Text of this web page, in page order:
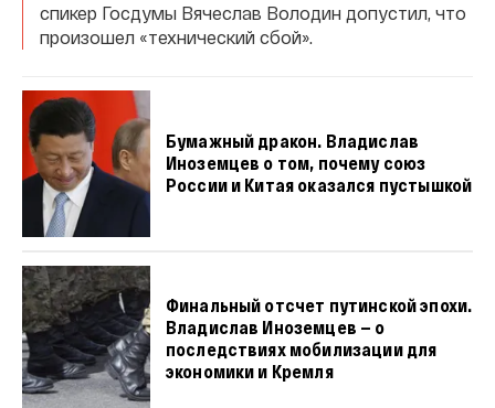
спикер Госдумы Вячеслав Володин допустил, что
произошел «технический сбой».
Бумажный дракон. Владислав
Иноземцев о том, почему союз
России и Китая оказался пустышкой
Финальный отсчет путинской эпохи.
Владислав Иноземцев — о
последствиях мобилизации для
экономики и Кремля